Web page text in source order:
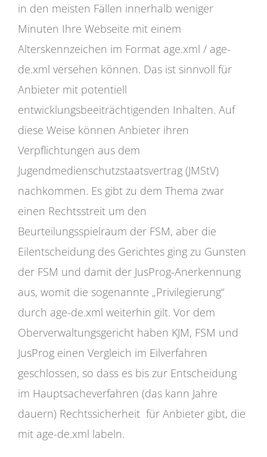
in den meisten Fällen innerhalb weniger
Minuten Ihre Webseite mit einem
Alterskennzeichen im Format age.xml / age-
de.xml versehen können. Das ist sinnvoll für
Anbieter mit potentiell
entwicklungsbeeiträchtigenden Inhalten. Auf
diese Weise können Anbieter ihren
Verpflichtungen aus dem
Jugendmedienschutzstaatsvertrag (JMStV)
nachkommen. Es gibt zu dem Thema zwar
einen Rechtsstreit um den
Beurteilungsspielraum der FSM, aber die
Eilentscheidung des Gerichtes ging zu Gunsten
der FSM und damit der JusProg-Anerkennung
aus, womit die sogenannte „Privilegierung“
durch age-de.xml weiterhin gilt. Vor dem
Oberverwaltungsgericht haben KJM, FSM und
JusProg einen Vergleich im Eilverfahren
geschlossen, so dass es bis zur Entscheidung
im Hauptsacheverfahren (das kann Jahre
dauern) Rechtssicherheit für Anbieter gibt, die
mit age-de.xml labeln.